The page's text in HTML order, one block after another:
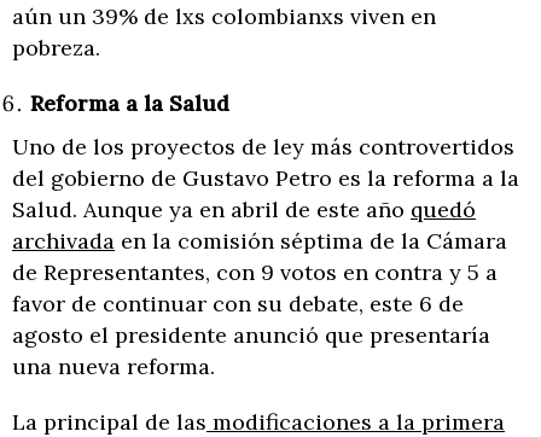
aún un 39% de lxs colombianxs viven en
pobreza.
Reforma a la Salud
Uno de los proyectos de ley más controvertidos
del gobierno de Gustavo Petro es la reforma a la
Salud. Aunque ya en abril de este año quedó
archivada en la comisión séptima de la Cámara
de Representantes, con 9 votos en contra y 5 a
favor de continuar con su debate, este 6 de
agosto el presidente anunció que presentaría
una nueva reforma.
La principal de las modificaciones a la primera